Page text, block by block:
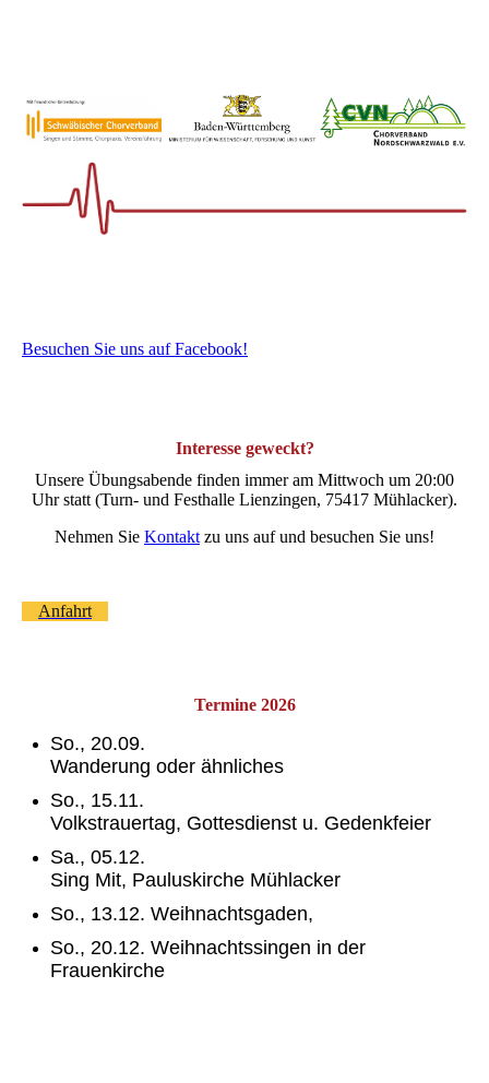
Besuchen Sie uns auf Facebook!
Interesse geweckt?
Unsere Übungsabende finden immer am Mittwoch um 20:00
Uhr statt (Turn- und Festhalle Lienzingen, 75417 Mühlacker).
Nehmen Sie Kontakt zu uns auf und besuchen Sie uns!
Anfahrt
Termine 2026
So., 20.09.
Wanderung oder ähnliches
So., 15.11.
Volkstrauertag, Gottesdienst u. Gedenkfeier
Sa., 05.12.
Sing Mit, Pauluskirche Mühlacker
So., 13.12. Weihnachtsgaden,
So., 20.12. Weihnachtssingen in der
Frauenkirche